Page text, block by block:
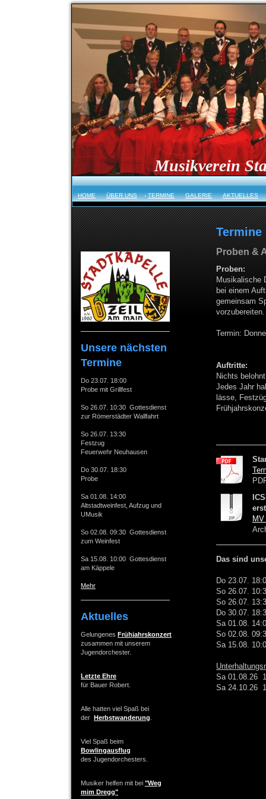
Musikverein
HOME ÜBER UNS TERMINE GALERIE AKTUELLES
Unsere nächsten
Termine
Do 23.07. 18:00
Probe mit Grillfest
So 26.07. 10:30 Gottesdienst
zur Römerstädter Wallfahrt
So 26.07. 13:30
Festzug
Feuerwehr Neuhausen
Do 30.07. 18:30
Probe
Sa 01.08. 14:00
Altstadtweinfest, Aufzug und
UMusik
So 02.08. 09:30 Gottesdienst
zum Weinfest
Sa 15.08. 10:00 Gottesdienst
am Käppele
Mehr
Aktuelles
Gelungenes Frühjahrskonzert
zusammen mit unserem
Jugendorchester.
Letzte Ehre
für Bauer Robert.
Alle hatten viel Spaß bei
der Herbstwanderung
Viel Spaß beim
Bowlingausflug
des Jugendorchesters.
Musiker helfen mit bei "Weg
mim Dregg"
Termine
Proben &
Proben:
Musikalische
bei einem
gemeinsam
vorzubereiten.
Termin:
Auftritte:
Nichts
Jedes Jahr
lässe,
Das sind
Do 23.07.
So 26.07.
So 26.07.
Do 30.07.
Sa 01.08.
So 02.08.
Sa 15.08.
Sa 01.08.26
Sa 24.10.26